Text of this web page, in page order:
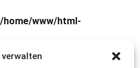
/home/www/html-